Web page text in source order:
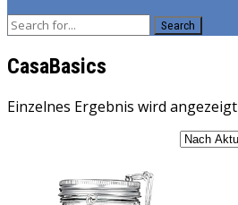
Search
‎CasaBasics
Einzelnes Ergebnis wird angezeigt